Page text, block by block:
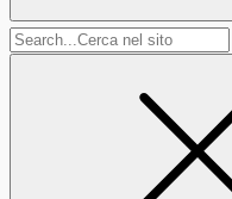
Search